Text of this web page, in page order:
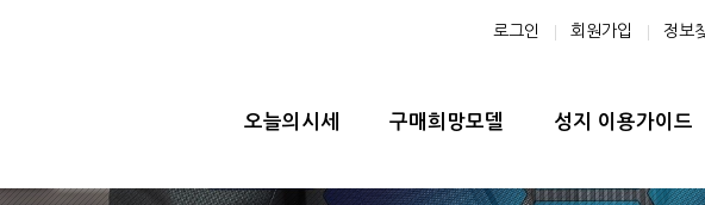
로그인 회원가입 정보
오늘의시세 구매희망모델 성지 이용가이드